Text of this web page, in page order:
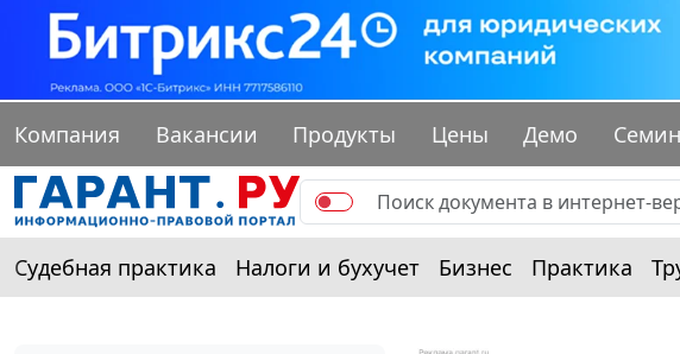
Компания Вакансии Продукты Цены Демо
Судебная практика Налоги и бухучет Бизнес Практика